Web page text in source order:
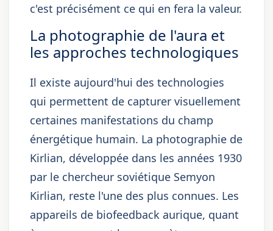
c'est précisément ce qui en fera la valeur.
La photographie de l'aura et
les approches technologiques
Il existe aujourd'hui des technologies
qui permettent de capturer visuellement
certaines manifestations du champ
énergétique humain. La photographie de
Kirlian, développée dans les années 1930
par le chercheur soviétique Semyon
Kirlian, reste l'une des plus connues. Les
appareils de biofeedback aurique, quant